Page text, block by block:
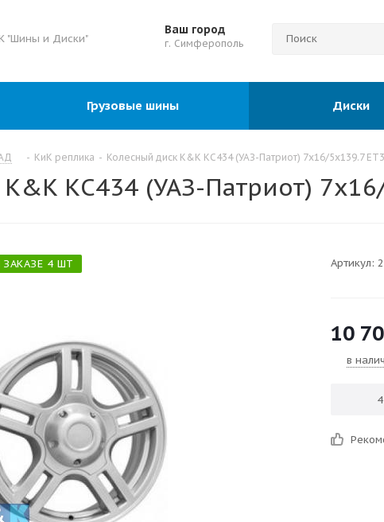
"Шины и Диски"
Ваш город
г. Симферополь
Грузовые шины Диски
- КиК реплика - Колесный диск K&K КС434 (УАЗ-Патриот) 7x16/5x139.7
КС434 (УАЗ-Патриот)
4 ШТ Артикул:
10
в